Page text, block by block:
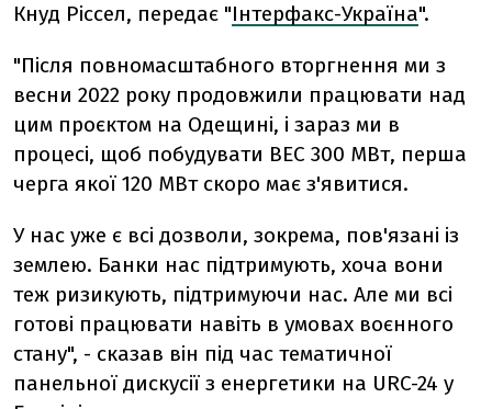
Кнуд Ріссел, передає "Інтерфакс-Україна".
"Після повномасштабного вторгнення ми з
весни 2022 року продовжили працювати над
цим проєктом на Одещині, і зараз ми в
процесі, щоб побудувати ВЕС 300 МВт, перша
черга якої 120 МВт скоро має з'явитися.
У нас уже є всі дозволи, зокрема, пов'язані із
землею. Банки нас підтримують, хоча вони
теж ризикують, підтримуючи нас. Але ми всі
готові працювати навіть в умовах воєнного
стану", - сказав він під час тематичної
панельної дискусії з енергетики на URC-24 у